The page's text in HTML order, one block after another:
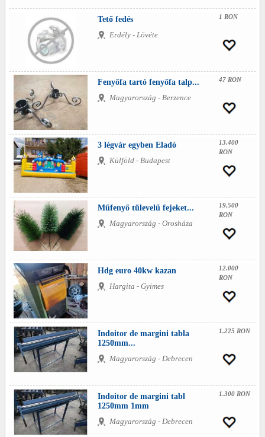
Tető fedés
Erdély - Lövéte
1 RON
Fenyőfa tartó fenyőfa talp...
Magyarország - Berzence
47 RON
3 légvár egyben Eladó
Külföld - Budapest
13.400
RON
Műfenyő tűlevelű fejeket...
Magyarország - Orosháza
19.500
RON
Hdg euro 40kw kazan
Hargita - Gyimes
12.000
RON
Indoitor de margini tabla
1250mm...
Magyarország - Debrecen
1.225 RON
Indoitor de margini tabl
1250mm 1mm
Magyarország - Debrecen
1.300 RON